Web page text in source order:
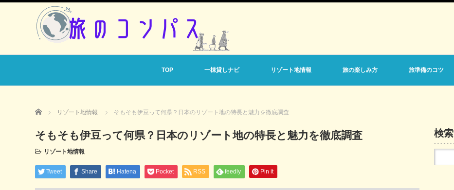
TOP 一棟貸しナビ リゾート地情報 旅の楽しみ方 旅準備のコツ
Home リゾート地情報 そもそも伊豆って何県？日本のリゾート地の特長と魅力を徹底調査
そもそも伊豆って何県？日本のリゾート地の特長と魅力を徹底調査
リゾート地情報
Tweet Share Hatena Pocket RSS feedly Pin it
検索